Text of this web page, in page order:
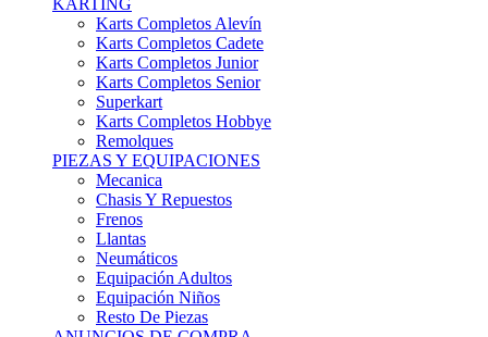
Karts Completos Cadete
Karts Completos Junior
Karts Completos Senior
Superkart
Karts Completos Hobbye
Remolques
PIEZAS Y EQUIPACIONES
Mecanica
Chasis Y Repuestos
Frenos
Llantas
Neumáticos
Equipación Adultos
Equipación Niños
Resto De Piezas
ANUNCIOS DE COMPRA
Compra De Karts